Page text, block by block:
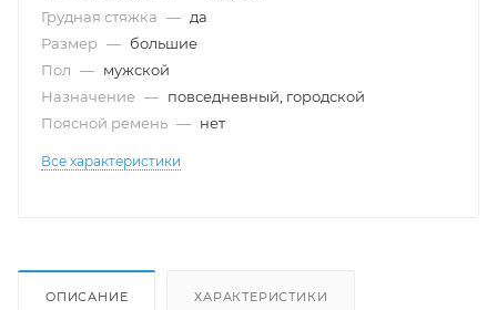
Грудная стяжка — да
Размер — большие
Пол — мужской
Назначение — повседневный, городской
Поясной ремень — нет
Все характеристики
ОПИСАНИЕ ХАРАКТЕРИСТИКИ